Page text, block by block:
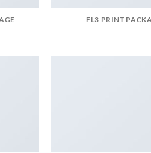
FL3 PRINT